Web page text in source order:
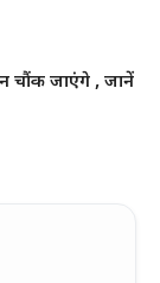
चौंक जाएंगे , जानें